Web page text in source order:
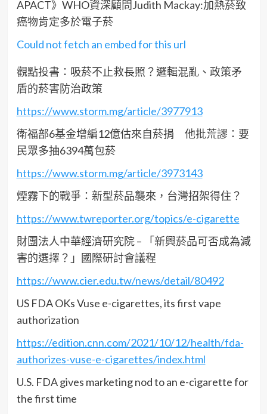
APACT》WHO資深顧問Judith Mackay:加熱菸致
癌物肯定多於電子菸
Could not fetch an embed for this url
觀點投書：吸菸不止救長照？邏輯混亂、政策矛
盾的菸害防治政策
https://www.storm.mg/article/3977913
衛福部6基金增編12億估來自菸捐 他批荒謬：要
民眾多抽6394萬包菸
https://www.storm.mg/article/3973143
煙霧下的戰爭：新型菸品襲來，台灣招架得住？
https://www.twreporter.org/topics/e-cigarette
財團法人中華經濟研究院 – 「新興菸品可否成為減
害的選擇？」國際研討會議程
https://www.cier.edu.tw/news/detail/80492
US FDA OKs Vuse e-cigarettes, its first vape
authorization
https://edition.cnn.com/2021/10/12/health/fda-
authorizes-vuse-e-cigarettes/index.html
U.S. FDA gives marketing nod to an e-cigarette for
the first time